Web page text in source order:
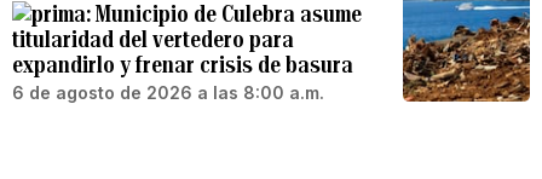
Municipio de Culebra asume
titularidad del vertedero para
expandirlo y frenar crisis de basura
6 de agosto de 2026 a las 8:00 a.m.